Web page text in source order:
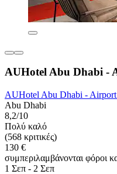
AUHotel Abu Dhabi -
AUHotel Abu Dhabi - Airport
Abu Dhabi
8,2/10
Πολύ καλό
(568 κριτικές)
130 €
συμπεριλαμβάνονται φόροι
1 Σεπ - 2 Σεπ